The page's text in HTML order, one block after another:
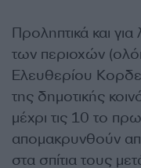
Προληπτικά και
των περιοχών
Ελευθερίου
της δημοτικής
μέχρι τις 10 το
απομακρυνθούν
στα σπίτια τους